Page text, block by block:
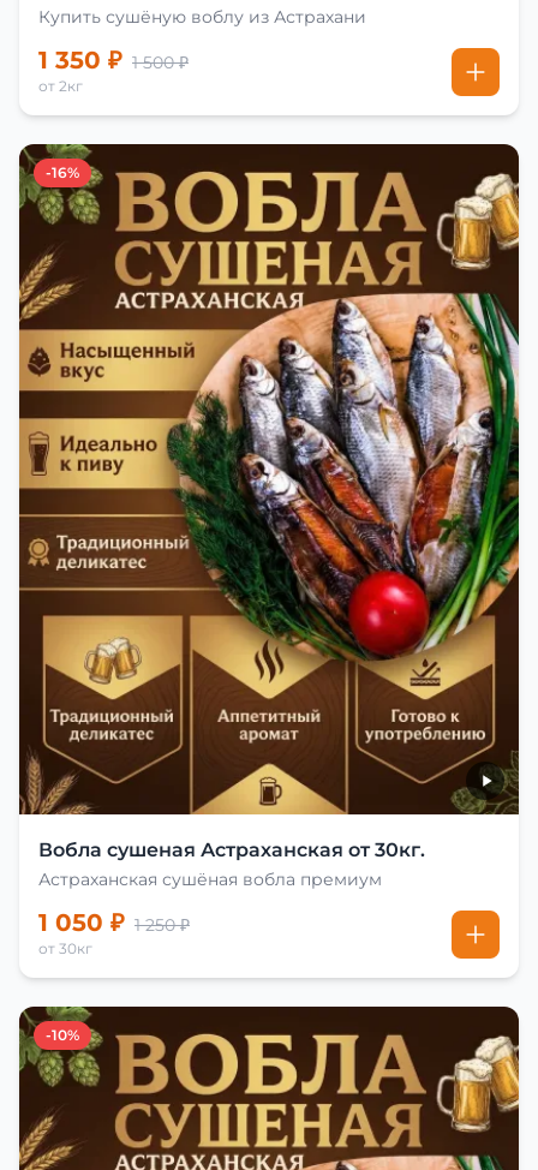
Купить сушёную воблу из Астрахани
1 350 ₽ 1 500 ₽
от 2кг
-16%
Вобла сушеная Астраханская от 30кг.
Астраханская сушёная вобла премиум
1 050 ₽ 1 250 ₽
от 30кг
-10%